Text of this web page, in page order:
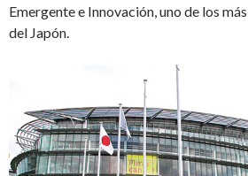
Emergente e Innovación, uno de los
del Japón.